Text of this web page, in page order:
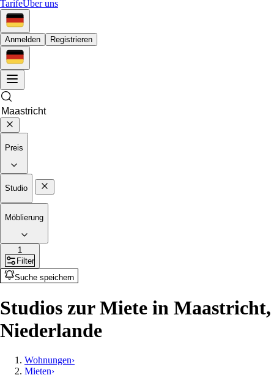
TarifeÜber uns
Anmelden Registrieren
Preis
Studio
Möblierung
1
Filter
Suche speichern
Studios zur Miete in Maastricht,
Niederlande
Wohnungen›
Mieten›